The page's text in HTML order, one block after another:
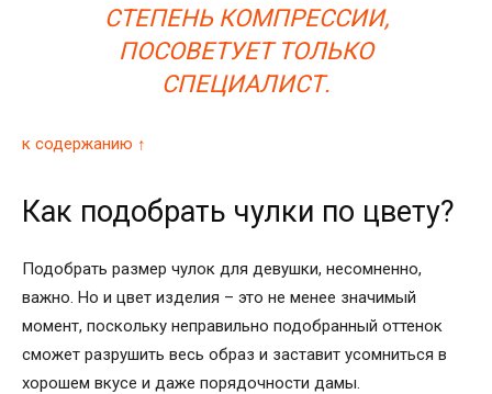
СТЕПЕНЬ КОМПРЕССИИ,
ПОСОВЕТУЕТ ТОЛЬКО
СПЕЦИАЛИСТ.
к содержанию ↑
Как подобрать чулки по цвету?
Подобрать размер чулок для девушки, несомненно,
важно. Но и цвет изделия – это не менее значимый
момент, поскольку неправильно подобранный оттенок
сможет разрушить весь образ и заставит усомниться в
хорошем вкусе и даже порядочности дамы.